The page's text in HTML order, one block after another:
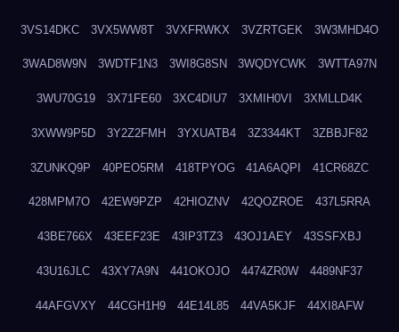
3VS14DKC 3VX5WW8T 3VXFRWKX 3VZRTGEK 3W3MHD4O
3WAD8W9N 3WDTF1N3 3WI8G8SN 3WQDYCWK 3WTTA97N
3WU70G19 3X71FE60 3XC4DIU7 3XMIH0VI 3XMLLD4K
3XWW9P5D 3Y2Z2FMH 3YXUATB4 3Z3344KT 3ZBBJF82
3ZUNKQ9P 40PEO5RM 418TPYOG 41A6AQPI 41CR68ZC
428MPM7O 42EW9PZP 42HIOZNV 42QOZROE 437L5RRA
43BE766X 43EEF23E 43IP3TZ3 43OJ1AEY 43SSFXBJ
43U16JLC 43XY7A9N 441OKOJO 4474ZR0W 4489NF37
44AFGVXY 44CGH1H9 44E14L85 44VA5KJF 44XI8AFW